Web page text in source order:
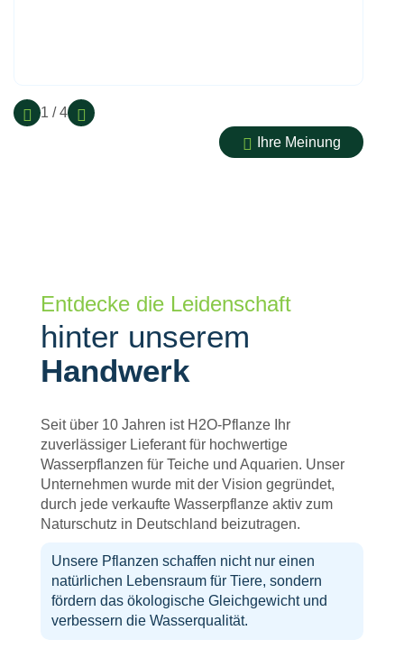
1 / 4
Ihre Meinung
Entdecke die Leidenschaft
hinter unserem
Handwerk
Seit über 10 Jahren ist H2O-Pflanze Ihr
zuverlässiger Lieferant für hochwertige
Wasserpflanzen für Teiche und Aquarien. Unser
Unternehmen wurde mit der Vision gegründet,
durch jede verkaufte Wasserpflanze aktiv zum
Naturschutz in Deutschland beizutragen.
Unsere Pflanzen schaffen nicht nur einen
natürlichen Lebensraum für Tiere, sondern
fördern das ökologische Gleichgewicht und
verbessern die Wasserqualität.